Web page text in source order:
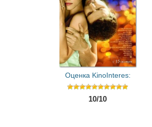
Оценка KinoInteres:
10/10